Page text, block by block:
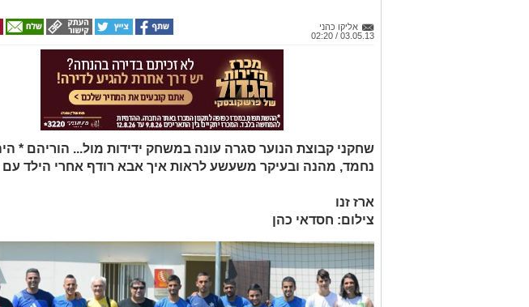
אליקו כהני
03.05.13 / 02:20
שחקני קבוצת הנוער סגרה עונה במשחק ידידות מול... הוריהם *
נחמד, מהנה ובעיקר משעשע לראות איך אבא רודף אחרי הילד עם
ארז זנו
צילום: חסדאי כהן